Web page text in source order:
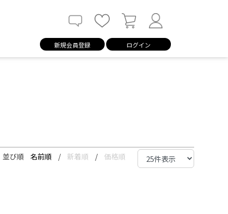
新規会員登録 ログイン
並び順 名前順 / 新着順 / 価格順